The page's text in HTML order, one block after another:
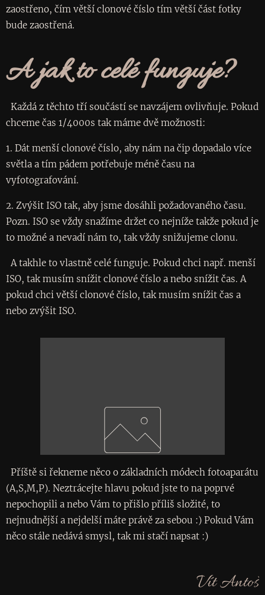
zaostřeno, čím větší clonové číslo tím větší část fotky
bude zaostřená.
A jak to celé funguje?
Každá z těchto tří součástí se navzájem ovlivňuje. Pokud
chceme čas 1/4000s tak máme dvě možnosti:
1. Dát menší clonové číslo, aby nám na čip dopadalo více
světla a tím pádem potřebuje méně času na
vyfotografování.
2. Zvýšit ISO tak, aby jsme dosáhli požadovaného času.
Pozn. ISO se vždy snažíme držet co nejníže takže pokud je
to možné a nevadí nám to, tak vždy snižujeme clonu.
A takhle to vlastně celé funguje. Pokud chci např. menší
ISO, tak musím snížit clonové číslo a nebo snížit čas. A
pokud chci větší clonové číslo, tak musím snížit čas a
nebo zvýšit ISO.
Příště si řekneme něco o základních módech fotoaparátu
(A,S,M,P). Neztrácejte hlavu pokud jste to na poprvé
nepochopili a nebo Vám to přišlo příliš složité, to
nejnudnější a nejdelší máte právě za sebou :) Pokud Vám
něco stále nedává smysl, tak mi stačí napsat :)
Vít Antoš